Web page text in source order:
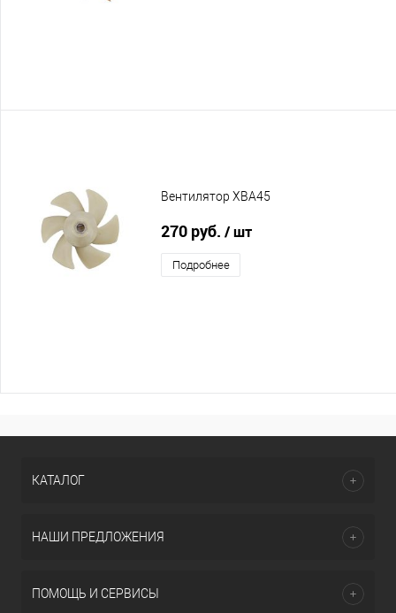
Вентилятор XBA45
270 руб. / шт
Подробнее
КАТАЛОГ
НАШИ ПРЕДЛОЖЕНИЯ
ПОМОЩЬ И СЕРВИСЫ